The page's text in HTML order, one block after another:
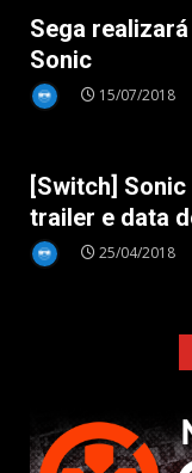
Sega
Sonic
15/07/2018
[Switch]
trailer e data
25/04/2018